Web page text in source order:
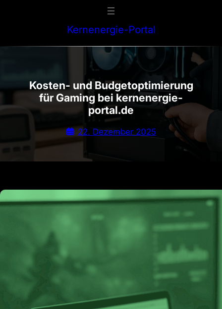
Kernenergie-Portal
Kosten- und Budgetoptimierung
für Gaming bei kernenergie-
portal.de
22. Dezember 2025